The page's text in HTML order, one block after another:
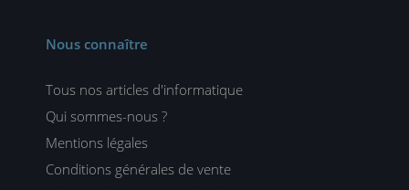
Nous connaître
Tous nos articles d'informatique
Qui sommes-nous ?
Mentions légales
Conditions générales de vente